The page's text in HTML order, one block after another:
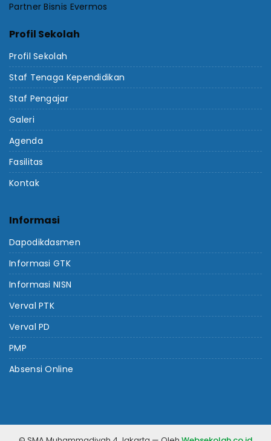
Partner Bisnis Evermos
Profil Sekolah
Profil Sekolah
Staf Tenaga Kependidikan
Staf Pengajar
Galeri
Agenda
Fasilitas
Kontak
Informasi
Dapodikdasmen
Informasi GTK
Informasi NISN
Verval PTK
Verval PD
PMP
Absensi Online